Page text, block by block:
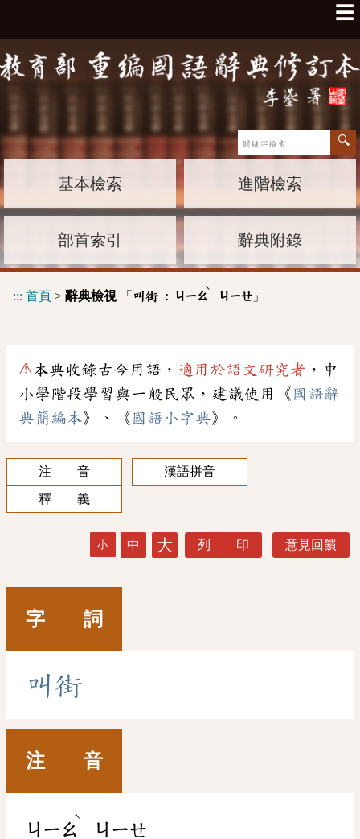
☰
基本檢索 進階檢索
部首索引 辭典附錄
::: 首頁 > 辭典檢視「 叫街 : ㄐㄧㄠ
ˋ
ㄐㄧㄝ」
⚠本典收錄古今用語， 適用於語文研究者 ，中
小學階段學習與一般民眾，建議使用《 國語辭
典簡編本》、《 國語小字典》。
注 音
漢語拼音
釋 義
小 中 大 列 印 意見回饋
字 詞
叫街
注 音
ㄐㄧㄠ
ˋ
ㄐㄧㄝ